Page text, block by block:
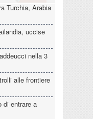
Turchia, Arabia
uccise
nella 3
alle frontiere
di entrare a